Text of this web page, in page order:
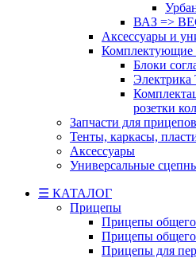
ВАЗ =>
Аксессуары и
Комплектующие
Блоки
розетки
Запчасти для прицепов
Тенты, каркасы,
Аксессуары
Универсальные
☰ КАТАЛОГ
Прицепы
Прицепы общего
Прицепы общего
Прицепы для